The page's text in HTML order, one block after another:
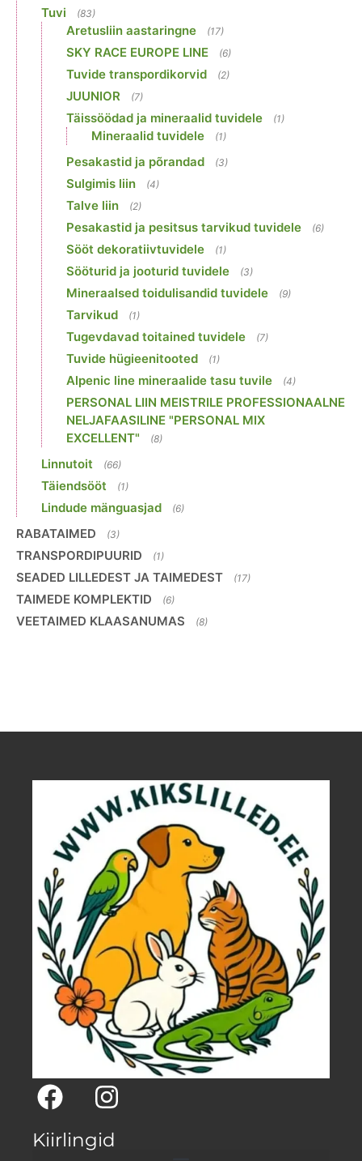
Tuvi (83)
Aretusliin aastaringne (17)
SKY RACE EUROPE LINE (6)
Tuvide transpordikorvid (2)
JUUNIOR (7)
Täissöödad ja mineraalid tuvidele (1)
Mineraalid tuvidele (1)
Pesakastid ja põrandad (3)
Sulgimis liin (4)
Talve liin (2)
Pesakastid ja pesitsus tarvikud tuvidele (6)
Sööt dekoratiivtuvidele (1)
Sööturid ja jooturid tuvidele (3)
Mineraalsed toidulisandid tuvidele (9)
Tarvikud (1)
Tugevdavad toitained tuvidele (7)
Tuvide hügieenitooted (1)
Alpenic line mineraalide tasu tuvile (4)
PERSONAL LIIN MEISTRILE PROFESSIONAALNE
NELJAFAASILINE "PERSONAL MIX
EXCELLENT"
(8)
Linnutoit (66)
Täiendsööt (1)
Lindude mänguasjad (6)
RABATAIMED (3)
TRANSPORDIPUURID (1)
SEADED LILLEDEST JA TAIMEDEST (17)
TAIMEDE KOMPLEKTID (6)
VEETAIMED KLAASANUMAS (8)
Kiirlingid